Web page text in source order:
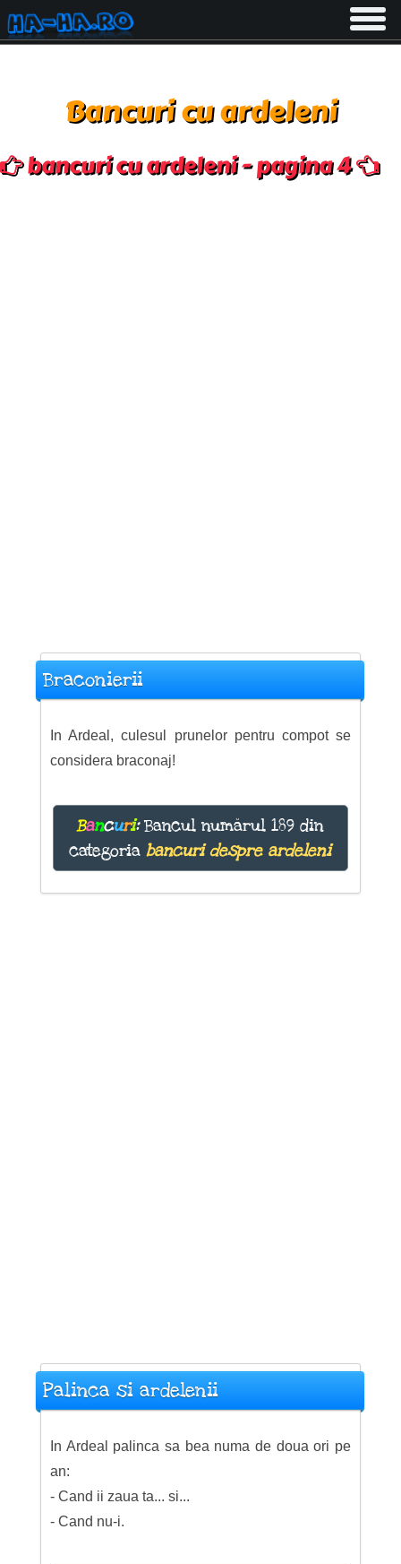
Toggle
Bancuri cu ardeleni
bancuri cu ardeleni - pagina 4
Braconierii
In Ardeal, culesul prunelor pentru compot se
considera braconaj!
Bancuri:Bancul numărul 189 din
categoriabancuri despre ardeleni
Palinca si ardelenii
In Ardeal palinca sa bea numa de doua ori pe
an:
- Cand ii zaua ta... si...
- Cand nu-i.